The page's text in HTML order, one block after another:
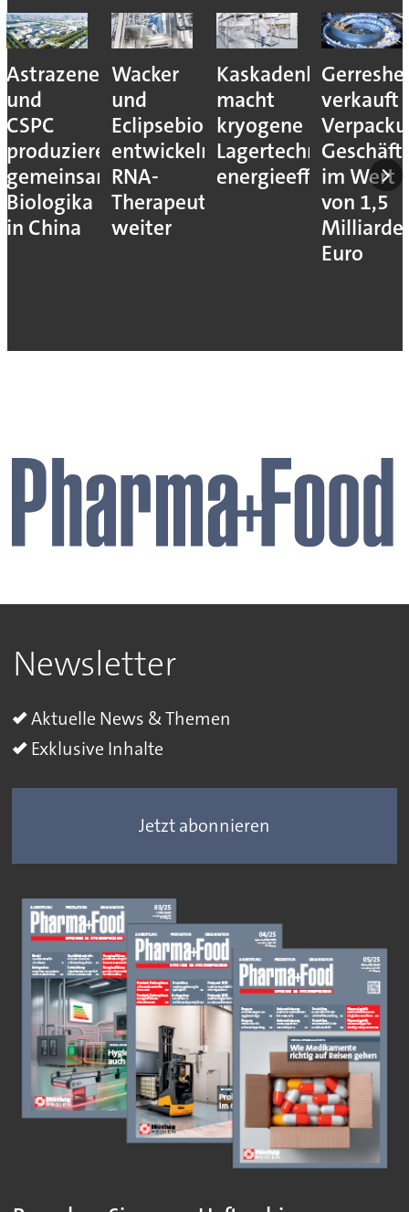
Astrazeneca
und
CSPC
produzieren
gemeinsam
Biologika
in China
Wacker
und
Eclipsebio
entwickeln
RNA-
Therapeutika
weiter
Kaskadenkonzept
macht
kryogene
Lagertechnik
energieeffizienter
verkauft
im Wert
von 1,5
Euro
Newsletter
Aktuelle News & Themen
Exklusive Inhalte
Jetzt abonnieren